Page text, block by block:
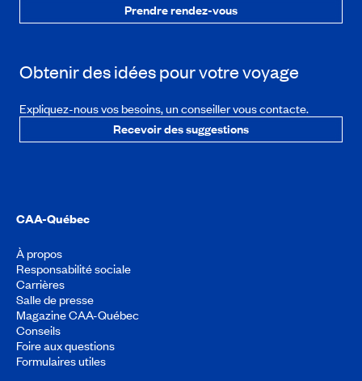
Prendre rendez-vous
Obtenir des idées pour votre voyage
Expliquez-nous vos besoins, un conseiller vous contacte.
Recevoir des suggestions
CAA-Québec
À propos
Responsabilité sociale
Carrières
Salle de presse
Magazine CAA-Québec
Conseils
Foire aux questions
Formulaires utiles